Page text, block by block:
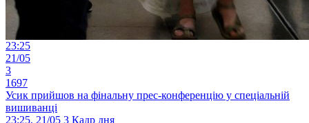
23:25
21/05
3
1697
Усик прийшов на фінальну прес-конференцію у спеціальній
вишиванці
23:25, 21/05 3 Кадр дня